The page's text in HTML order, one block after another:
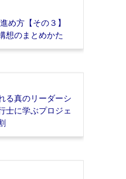
め方【その３】
想のまとめかた
る真のリーダーシ
士に学ぶプロジェ